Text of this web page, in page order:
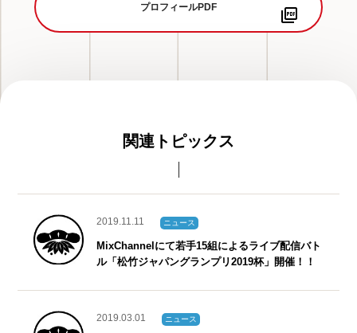
プロフィールPDF
関連トピックス
2019.11.11 ニュース
MixChannelにて若手15組によるライブ配信バト
ル「松竹ジャパングランプリ2019杯」開催！！
2019.03.01 ニュース